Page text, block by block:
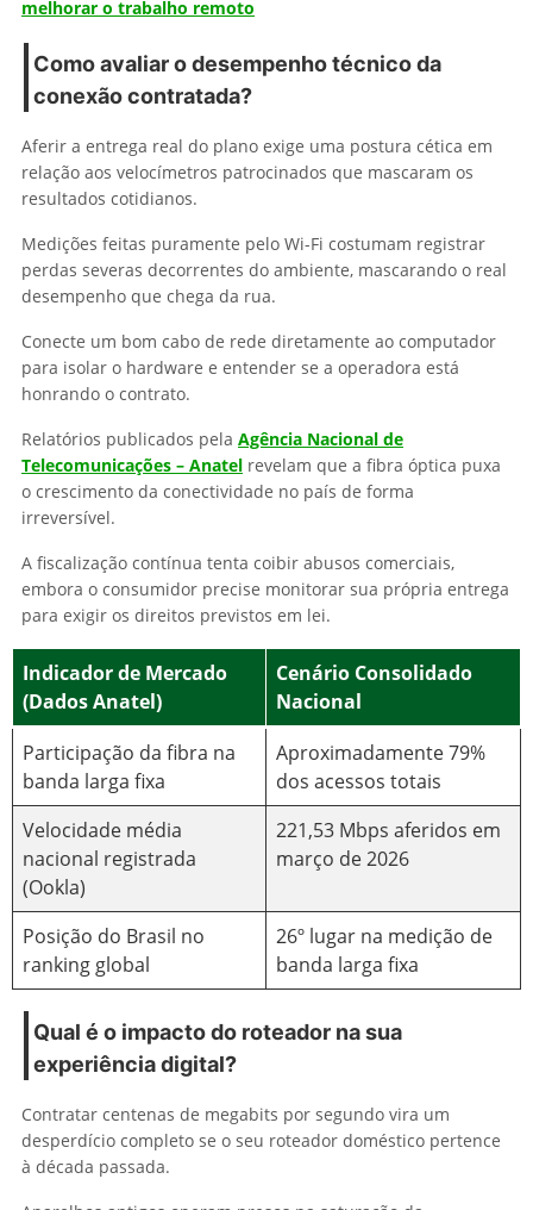
melhorar o trabalho remoto
Como avaliar o desempenho técnico da
conexão contratada?
Aferir a entrega real do plano exige uma postura cética em
relação aos velocímetros patrocinados que mascaram os
resultados cotidianos.
Medições feitas puramente pelo Wi-Fi costumam registrar
perdas severas decorrentes do ambiente, mascarando o real
desempenho que chega da rua.
Conecte um bom cabo de rede diretamente ao computador
para isolar o hardware e entender se a operadora está
honrando o contrato.
Relatórios publicados pela Agência Nacional de
Telecomunicações – Anatel revelam que a fibra óptica puxa
o crescimento da conectividade no país de forma
irreversível.
A fiscalização contínua tenta coibir abusos comerciais,
embora o consumidor precise monitorar sua própria entrega
para exigir os direitos previstos em lei.
Indicador de Mercado
(Dados Anatel)
Cenário Consolidado
Nacional
Participação da fibra na
banda larga fixa
Aproximadamente 79%
dos acessos totais
Velocidade média
nacional registrada
(Ookla)
221,53 Mbps aferidos em
março de 2026
Posição do Brasil no
ranking global
26º lugar na medição de
banda larga fixa
Qual é o impacto do roteador na sua
experiência digital?
Contratar centenas de megabits por segundo vira um
desperdício completo se o seu roteador doméstico pertence
à década passada.